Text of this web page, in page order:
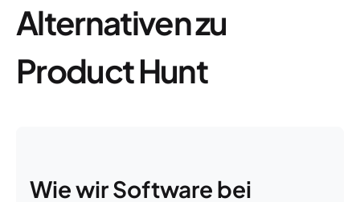
Alternativen zu
Product Hunt
Wie wir Software bei